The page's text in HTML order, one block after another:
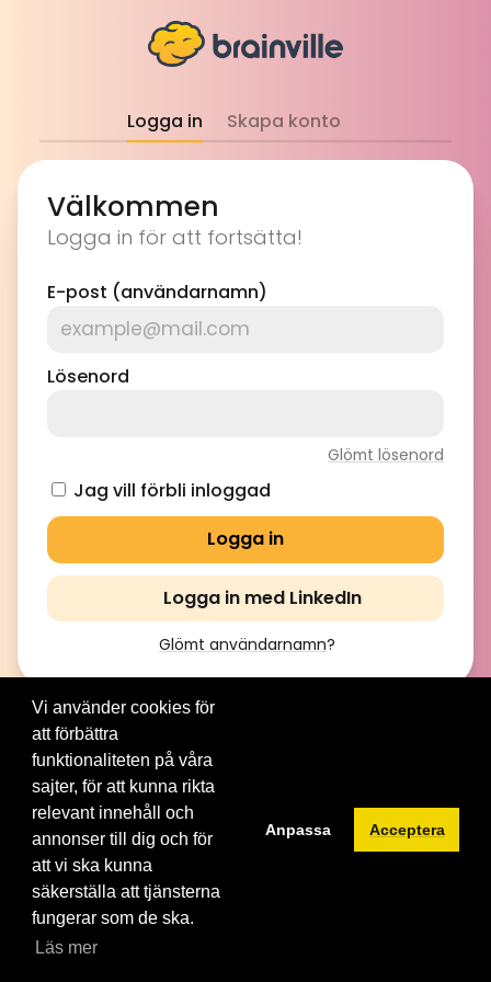
Logga in Skapa konto
Välkommen
Logga in för att fortsätta!
E-post (användarnamn)
Lösenord
Glömt lösenord
Jag vill förbli inloggad
Logga in med LinkedIn
Glömt användarnamn?
© 2012-2026 Brainville AB. All Rights Reserved. |
tjänsten|Privacy policy
Byt språk:
Vi använder cookies för
att förbättra
funktionaliteten på våra
sajter, för att kunna rikta
relevant innehåll och
annonser till dig och för
att vi ska kunna
säkerställa att tjänsterna
fungerar som de ska.
Läs mer
Anpassa Acceptera